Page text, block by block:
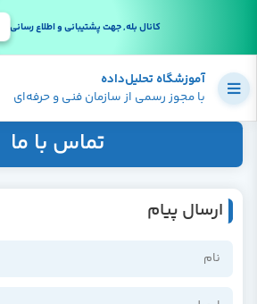
کانال بله, جهت پشتیبانی و اطلاع رسانی
آموزشگاه تحلیل‌داده
با مجوز رسمی از سازمان فنی و حرفه‌ای
تماس با ما
ارسال پیام